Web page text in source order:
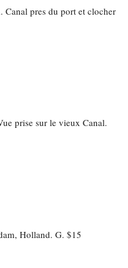
Canal pres du port et clocher
prise sur le vieux Canal.
Holland. G. $15